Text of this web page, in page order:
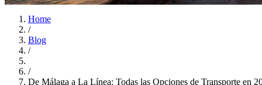
Home
/
Blog
/
/
De Málaga a La Línea: Todas las Opciones de Transporte en